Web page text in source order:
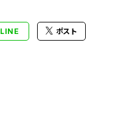
LINE ポスト